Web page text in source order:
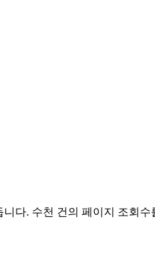
다. 수천 건의 페이지 조회수